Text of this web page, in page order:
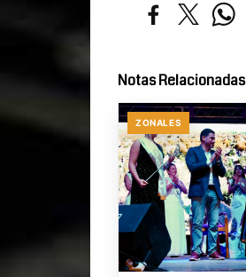
Notas Relacionadas
ZONALES